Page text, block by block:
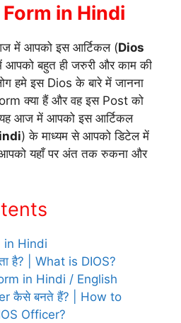
in Hindi
में आपको इस आर्टिकल (Dios
आपको बहुत ही जरुरी और काम की
हमे इस Dios के बारे में जानना
क्या हैं और वह इस Post को
आज में आपको इस आर्टिकल
) के माध्यम से आपको डिटेल में
आपको यहाँ पर अंत तक रुकना और
in Hindi
है? | What is DIOS?
in Hindi / English
कैसे बनते हैं? | How to
Officer?